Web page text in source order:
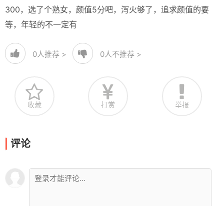
300，选了个熟女，颜值5分吧，泻火够了，追求颜值的要
等，年轻的不一定有
0人推荐 > 0人不推荐 >
收藏 打赏 举报
评论